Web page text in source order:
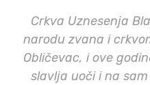
Crkva Uznesenja
narodu zvana i
Obličevac, i ove
slavlja uoči i na sam